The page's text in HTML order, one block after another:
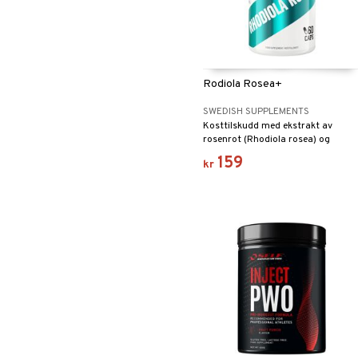
Rodiola Rosea+
SWEDISH SUPPLEMENTS
Kosttilskudd med ekstrakt av
rosenrot (Rhodiola rosea) og
vitamin B5 (pantotensyre).
kr 159